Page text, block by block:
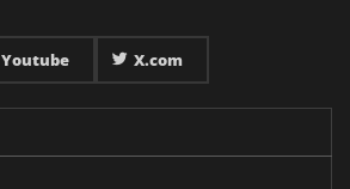
Youtube X.com